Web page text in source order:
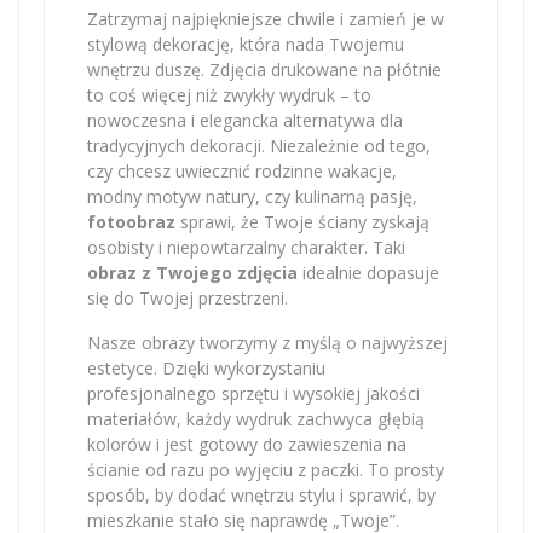
Zatrzymaj najpiękniejsze chwile i zamień je w
stylową dekorację, która nada Twojemu
wnętrzu duszę. Zdjęcia drukowane na płótnie
to coś więcej niż zwykły wydruk – to
nowoczesna i elegancka alternatywa dla
tradycyjnych dekoracji. Niezależnie od tego,
czy chcesz uwiecznić rodzinne wakacje,
modny motyw natury, czy kulinarną pasję,
fotoobraz sprawi, że Twoje ściany zyskają
osobisty i niepowtarzalny charakter. Taki
obraz z Twojego zdjęcia idealnie dopasuje
się do Twojej przestrzeni.
Nasze obrazy tworzymy z myślą o najwyższej
estetyce. Dzięki wykorzystaniu
profesjonalnego sprzętu i wysokiej jakości
materiałów, każdy wydruk zachwyca głębią
kolorów i jest gotowy do zawieszenia na
ścianie od razu po wyjęciu z paczki. To prosty
sposób, by dodać wnętrzu stylu i sprawić, by
mieszkanie stało się naprawdę „Twoje”.